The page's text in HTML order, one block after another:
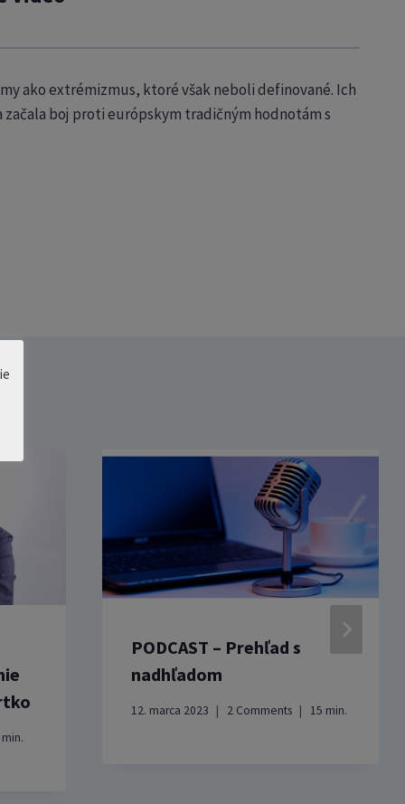
ako extrémizmus, ktoré však neboli definované. Ich
boj proti európskym tradičným hodnotám s
min.
PODCAST – Prehľad s
nadhľadom
12. marca 2023 2 Comments 15 min.